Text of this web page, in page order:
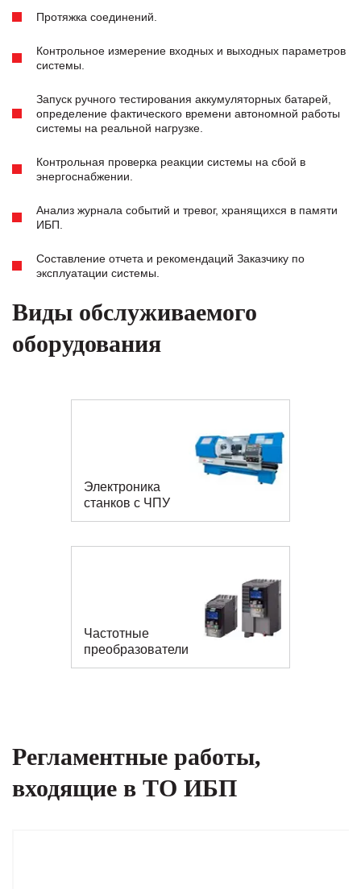
Протяжка соединений.
Контрольное измерение входных и выходных параметров
системы.
Запуск ручного тестирования аккумуляторных батарей,
определение фактического времени автономной работы
системы на реальной нагрузке.
Контрольная проверка реакции системы на сбой в
энергоснабжении.
Анализ журнала событий и тревог, хранящихся в памяти
ИБП.
Составление отчета и рекомендаций Заказчику по
эксплуатации системы.
Виды обслуживаемого
оборудования
Электроника
станков с ЧПУ
Частотные
преобразователи
Регламентные работы,
входящие в ТО ИБП